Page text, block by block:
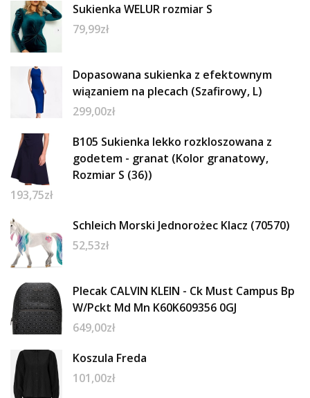
Sukienka WELUR rozmiar S
79,99zł
Dopasowana sukienka z efektownym
wiązaniem na plecach (Szafirowy, L)
299,00zł
B105 Sukienka lekko rozkloszowana z
godetem - granat (Kolor granatowy,
Rozmiar S (36))
193,75zł
Schleich Morski Jednorożec Klacz (70570)
52,53zł
Plecak CALVIN KLEIN - Ck Must Campus Bp
W/Pckt Md Mn K60K609356 0GJ
649,00zł
Koszula Freda
101,00zł